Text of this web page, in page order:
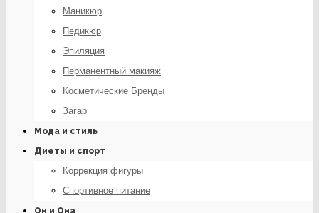
Маникюр
Педикюр
Эпиляция
Перманентный макияж
Косметические Бренды
Загар
Мода и стиль
Диеты и спорт
Коррекция фигуры
Спортивное питание
Он и Она